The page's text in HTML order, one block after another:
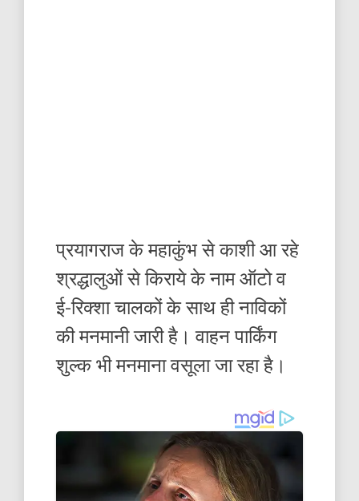
प्रयागराज के महाकुंभ से काशी आ रहे
श्रद्धालुओं से किराये के नाम ऑटो व
ई-रिक्शा चालकों के साथ ही नाविकों
की मनमानी जारी है। वाहन पार्किंग
शुल्क भी मनमाना वसूला जा रहा है।